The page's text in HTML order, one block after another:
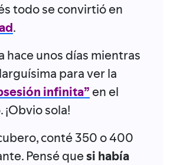
todo se convirtió en
.
hace unos días mientras
para ver la
infinita” en el
¡Obvio sola!
conté 350 o 400
Pensé quesi había